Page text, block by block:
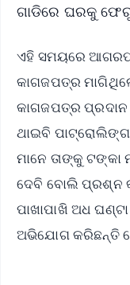
ଗାଡିରେ ଘରକୁ
ଏହି ସମୟରେ
କାଗଜପତ୍ର
କାଗଜପତ୍ର
ଥାଇବି ପାଟ୍ରୋଲିଙ୍ଗ
ମାନେ ତାଙ୍କୁ ଟଙ୍କା
ଦେବି ବୋଲି ପ୍ରଶ୍ନ
ପାଖାପାଖି ଅଧ
ଅଭିଯୋଗ କରିଛନ୍ତି